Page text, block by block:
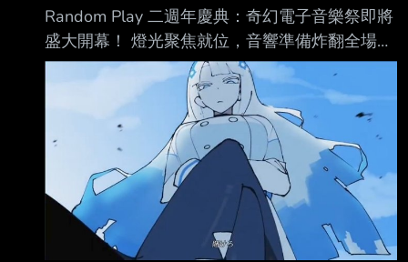
Random Play 二週年慶典：奇幻電子音樂祭即將
盛大開幕！ 燈光聚焦就位，音響準備炸翻全場！
新艾利都最狂歡的一夜即將拉開序幕！ 星光熠熠
的陣容集結完畢 ﴊ代理人們，螢光棒準備好了
嗎？跟著這些超殺 BGM 的節奏，和代理人們一
起潛入這場奇 幻慶典吧！ 數位票券現已開售 —
點擊下方連結搶下你的前排席位：
https://youtu.be/_cN9qw1Wgx0 演出時間：
2026/07/25 晚上 10:00 JST 2026/07/25 上午
8:00 EST --